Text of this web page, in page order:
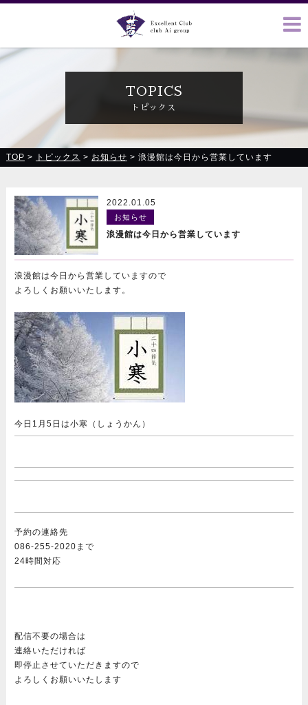
クラブ藍(あい)、クラブ恋(れん)、ルミナス、浪漫館で皆様の
お越しをお待ちしております
TOPICS
トピックス
TOP > トピックス > お知らせ > 浪漫館は今日から営業しています
2022.01.05
お知らせ
浪漫館は今日から営業しています
浪漫館は今日から営業していますので
よろしくお願いいたします。
今日1月5日は小寒（しょうかん）
予約の連絡先
086-255-2020まで
24時間対応
配信不要の場合は
連絡いただければ
即停止させていただきますので
よろしくお願いいたします